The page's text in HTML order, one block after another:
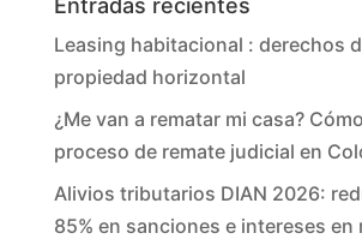
Entradas recientes
Leasing habitacional : derechos
propiedad horizontal
¿Me van a rematar mi casa?
proceso de remate judicial en
Alivios tributarios DIAN 2026:
85% en sanciones e intereses en